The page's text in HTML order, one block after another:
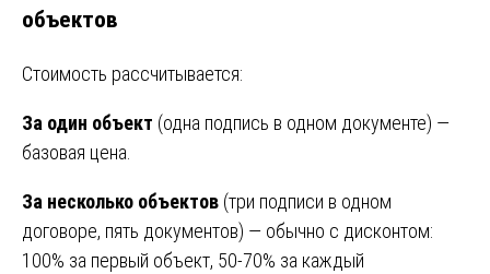
объектов
Стоимость рассчитывается:
За один объект (одна подпись в одном документе) —
базовая цена.
За несколько объектов (три подписи в одном
договоре, пять документов) — обычно с дисконтом:
100% за первый объект, 50-70% за каждый